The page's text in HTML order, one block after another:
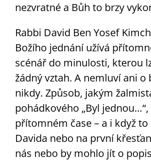
nezvratné a Bůh to brzy
Rabbi David Ben Yosef
Božího jednání užívá
scénář do minulosti, kterou
žádný vztah. A nemluví ani
nikdy. Způsob, jakým
pohádkového „Byl
přítomném čase – a i když
Davida nebo na první
nás nebo by mohlo jít o